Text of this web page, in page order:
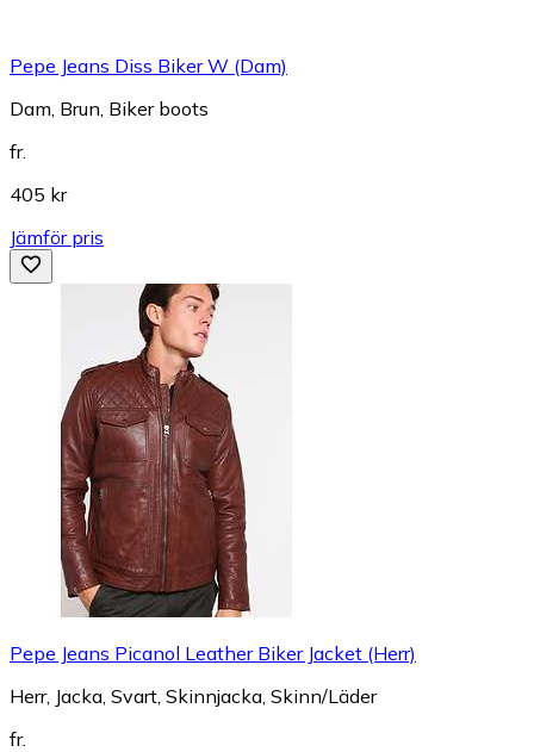
Pepe Jeans Diss Biker W (Dam)
Dam, Brun, Biker boots
fr.
405 kr
Jämför pris
Pepe Jeans Picanol Leather Biker Jacket (Herr)
Herr, Jacka, Svart, Skinnjacka, Skinn/Läder
fr.